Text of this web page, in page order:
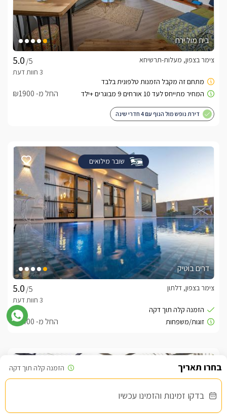
בדקו זמינות והזמינו עכשיו
בית מול ירח
/5
צימר בצפון, מעלות-תרשיחא
החל מ- ₪1900
דירת נופש מול הנוף עם 4 חדרי שינה
שובר מילואים
דרים בוטיק
/5
צימר בצפון, דלתון
החל מ- ₪1400